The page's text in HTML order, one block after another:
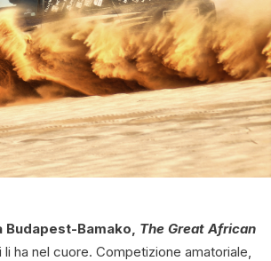
Budapest-Bamako, The Great African
ha nel cuore. Competizione amatoriale,